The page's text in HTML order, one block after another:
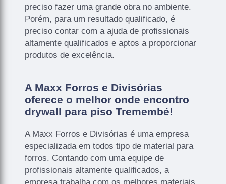
preciso fazer uma grande obra no ambiente.
Porém, para um resultado qualificado, é
preciso contar com a ajuda de profissionais
altamente qualificados e aptos a proporcionar
produtos de excelência.
A Maxx Forros e Divisórias
oferece o melhor onde encontro
drywall para piso Tremembé!
A Maxx Forros e Divisórias é uma empresa
especializada em todos tipo de material para
forros. Contando com uma equipe de
profissionais altamente qualificados, a
empresa trabalha com os melhores materiais